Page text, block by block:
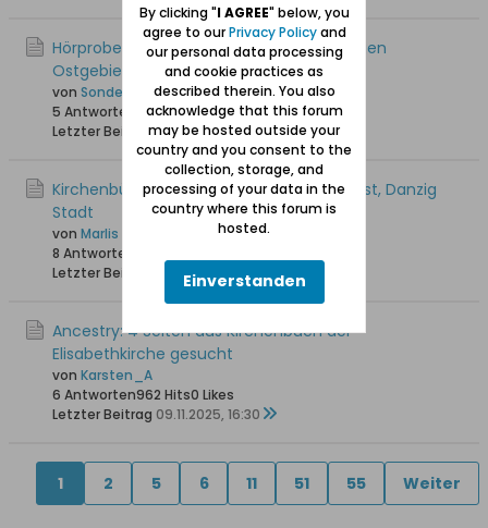
Hörproben von Dialekten in den ehemaligen
Ostgebieten
von Sonde
5 Antworten
1.098 Hits0 Likes
Letzter Beitrag25.12.2025, 21:14
Kirchenbücher 1613 bis 1777 von Heilig Geist, Danzig
Stadt
von Marlis
8 Antworten
Letzter Beitrag
15.11.2025, 16:03
Ancestry: 4 Seiten aus Kirchenbuch der
Elisabethkirche gesucht
von Karsten_A
6 Antworten962 Hits0 Likes
Letzter Beitrag 09.11.2025, 16:30
1 2 5 6 11 51 55 Weiter
By clicking "I AGREE" below, you
agree to ourPrivacy Policyand
our personal data processing
and cookie practices as
described therein. You also
acknowledge that this forum
may be hosted outside your
country and you consent to the
collection, storage, and
processing of your data in the
country where this forum is
hosted.
Einverstanden